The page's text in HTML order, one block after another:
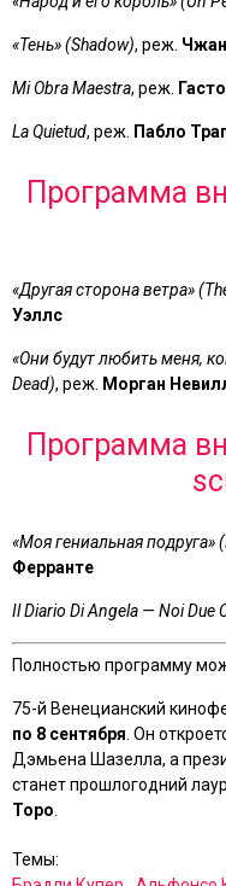
«Тень» (Shadow), реж.
Mi Obra Maestra, реж.
La Quietud, реж. Пабло
Программа
«Другая сторона ветра»
Уэллс
«Они будут любить меня,
Dead), реж. Морган
Программа
«Моя гениальная подруга»
Ферранте
Il Diario Di Angela — Noi Due
Полностью программу
75-й Венецианский
по 8 сентября . Он
Дэмьена Шазелла, а
станет прошлогодний
Торо
Темы: